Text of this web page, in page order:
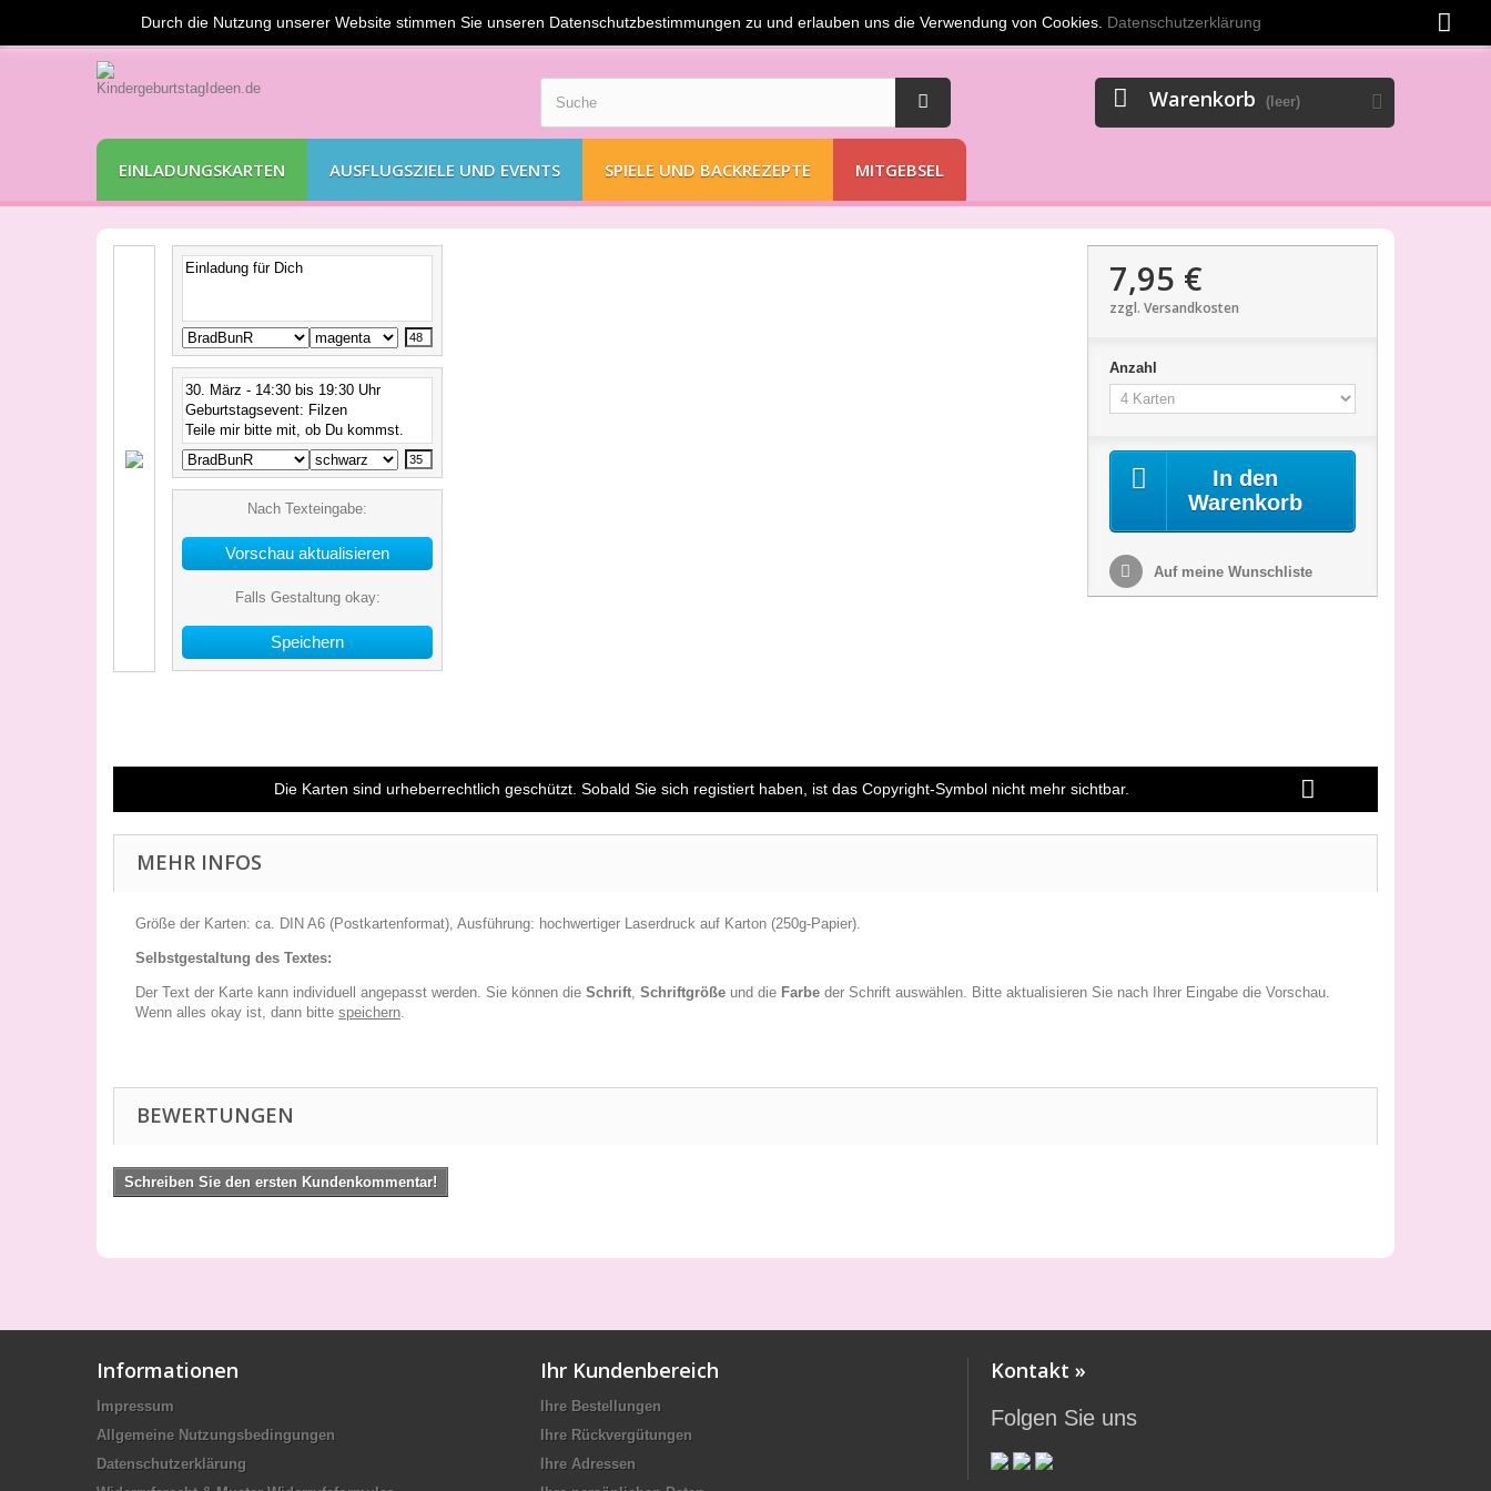
Währung : EUR
Warenkorb (leer)
EINLADUNGSKARTEN AUSFLUGSZIELE UND EVENTS SPIELE UND BACKREZEPTE MITGEBSEL
Nach Texteingabe:
Falls Gestaltung okay:
Speichern
7,95 €
zzgl. Versandkosten
Anzahl
In den
Warenkorb
Auf meine Wunschliste
Die Karten sind urheberrechtlich geschützt. Sobald Sie sich registiert haben, ist das Copyright-Symbol nicht mehr sichtbar.
MEHR INFOS
Größe der Karten: ca. DIN A6 (Postkartenformat), Ausführung: hochwertiger Laserdruck auf Karton (250g-Papier).
Selbstgestaltung des Textes:
Der Text der Karte kann individuell angepasst werden. Sie können die Schrift, Schriftgröße und die Farbe der Schrift auswählen. Bitte aktualisieren Sie nach Ihrer Eingabe die Vorschau.
Wenn alles okay ist, dann bitte speichern.
BEWERTUNGEN
Schreiben Sie den ersten Kundenkommentar!
Informationen
Impressum
Allgemeine Nutzungsbedingungen
Datenschutzerklärung
Ihr Kundenbereich
Ihre Bestellungen
Ihre Rückvergütungen
Ihre Adressen
Kontakt »
Folgen Sie uns
Durch die Nutzung unserer Website stimmen Sie unseren Datenschutzbestimmungen zu und erlauben uns die Verwendung von Cookies. Datenschutzerklärung